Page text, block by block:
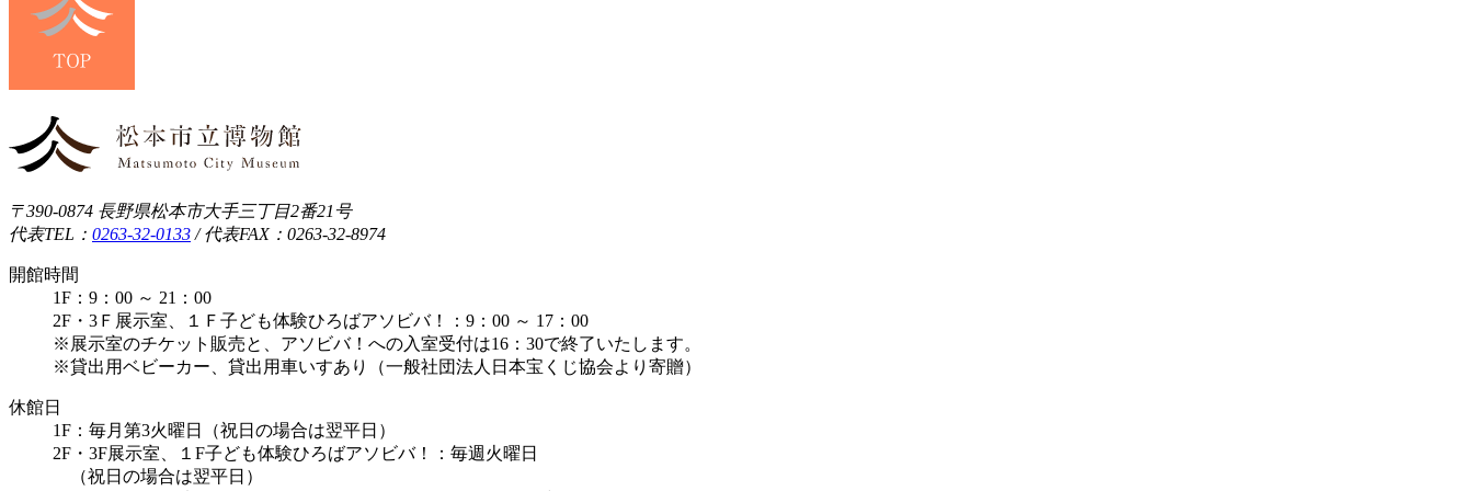
〒390-0874 長野県松本市大手三丁目2番21号
代表TEL： 0263-32-0133 /代表FAX：0263-32-8974
開館時間
1F：9：00 ～ 21：00
2F・3Ｆ展示室、１Ｆ子ども体験ひろばアソビバ！：9：00 ～ 17：00
※展示室のチケット販売と、アソビバ！への入室受付は16：30で終了いたします。
※貸出用ベビーカー、貸出用車いすあり（一般社団法人日本宝くじ協会より寄贈）
休館日
1F：毎月第3火曜日（祝日の場合は翌平日）
2F・3F展示室、１F子ども体験ひろばアソビバ！：毎週火曜日
（祝日の場合は翌平日）